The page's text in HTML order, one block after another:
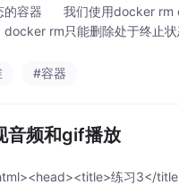
的容器 我们使用docker rm
docker rm只能删除处于终
#容器
频和gif播放
练习3</